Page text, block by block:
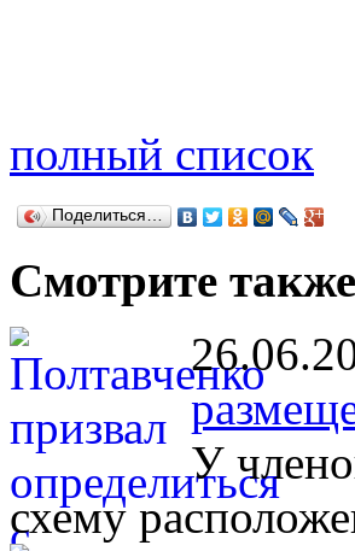
полный список
Поделиться…
Смотрите
У
схему